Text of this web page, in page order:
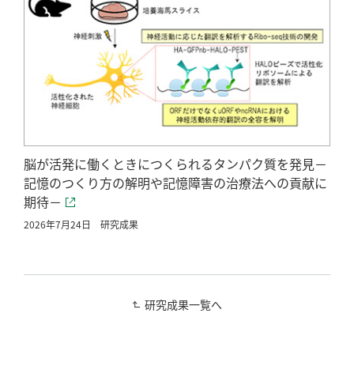
脳が活発に働くときにつくられるタンパク質を発見－
記憶のつくり方の解明や記憶障害の治療法への貢献に
期待－
2026年7月24日 研究成果
研究成果一覧へ